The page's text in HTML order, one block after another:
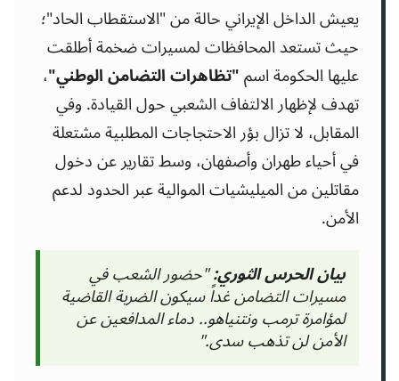
يعيش الداخل الإيراني حالة من "الاستقطاب الحاد"؛
حيث تستعد المحافظات لمسيرات ضخمة أطلقت
عليها الحكومة اسم"تظاهرات التضامن الوطني"،
تهدف لإظهار الالتفاف الشعبي حول القيادة. وفي
المقابل، لا تزال بؤر الاحتجاجات المطلبية مشتعلة
في أحياء طهران وأصفهان، وسط تقارير عن دخول
مقاتلين من الميليشيات الموالية عبر الحدود لدعم
الأمن.
بيان الحرس الثوري:"حضور الشعب في
مسيرات التضامن غداً سيكون الضربة القاضية
لمؤامرة ترمب ونتنياهو.. دماء المدافعين عن
الأمن لن تذهب سدى."